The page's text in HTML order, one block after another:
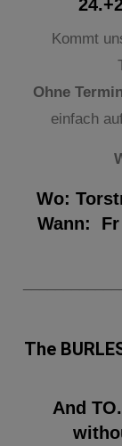
Kommt
Ohne
einfach
Wo:
Wann:
The
And